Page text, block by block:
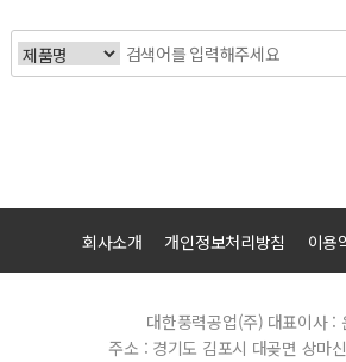
회사소개 개인정보처리방침 이용
대한풍력공업(주) 대표이사 :
주소 : 경기도 김포시 대곶면 상마